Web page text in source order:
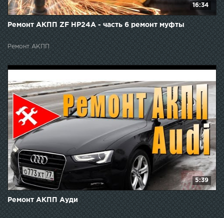
16:34
Ремонт АКПП ZF HP24A - часть 6 ремонт муфты
Ремонт АКПП
5:39
Ремонт АКПП Ауди